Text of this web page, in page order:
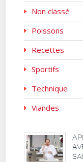
Non classé
Poissons
Recettes
Sportifs
Technique
Viandes